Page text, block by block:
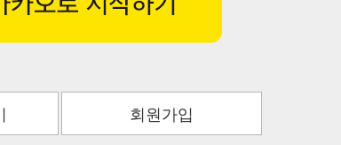
회원가입